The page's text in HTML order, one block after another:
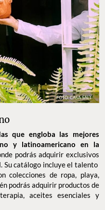
FOTO: CASA SALT
que engloba las mejores
y latinoamericano en la
podrás adquirir exclusivos
. Su catálogo incluye el talento
colecciones de ropa, playa,
podrás adquirir productos de
aceites esenciales y